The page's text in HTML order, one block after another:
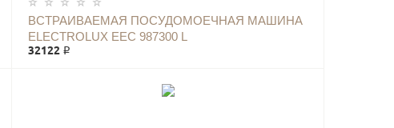
ВСТРАИВАЕМАЯ ПОСУДОМОЕЧНАЯ МАШИНА
ELECTROLUX EEC 987300 L
32122 ₽